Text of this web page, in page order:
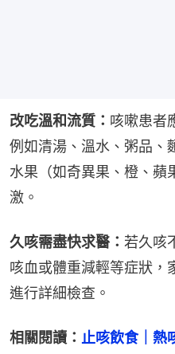
改吃溫和流質： 咳嗽患者
例如清湯、溫水、粥品、
水果（如奇異果、橙、蘋
激。
久咳需盡快求醫： 若久咳
咳血或體重減輕等症狀，
進行詳細檢查。
相關閱讀： 止咳飲食｜熱